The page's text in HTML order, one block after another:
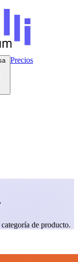
Empresa Precios
de producto.